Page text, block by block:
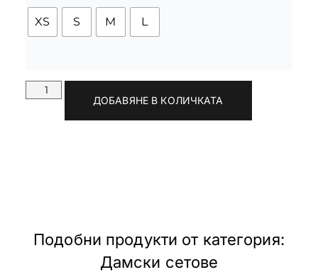
XS S M L
ДОБАВЯНЕ В КОЛИЧКАТА
Подобни продукти от категория:
Дамски сетове